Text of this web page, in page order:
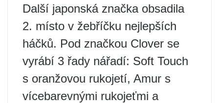
Další japonská značka obsadila
2. místo v žebříčku nejlepších
háčků. Pod značkou Clover se
vyrábí 3 řady nářadí: Soft Touch
s oranžovou rukojetí, Amur s
vícebarevnými rukojeťmi a